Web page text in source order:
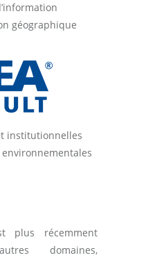
géographique
institutionnelles
plus récemment
domaines,